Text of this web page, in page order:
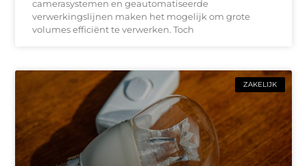
camerasystemen en geautomatiseerde
verwerkingslijnen maken het mogelijk om grote
volumes efficiënt te verwerken. Toch
ZAKELIJK